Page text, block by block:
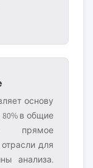
основу
в общие
прямое
для
анализа.